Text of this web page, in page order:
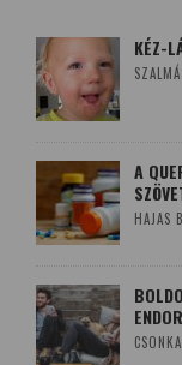
KÉZ-
A
HAJAS